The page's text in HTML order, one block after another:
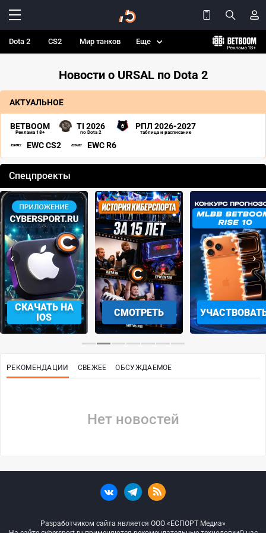
Dota 2 CS2 Мир танков Еще
Новости о URSAL по Dota 2
АКТУАЛЬНОЕ
BETBOOM
Реклама 18+
TI 2026
по Dota 2
РПЛ 2026-2027
таблица и расписание
EWC CS2 EWC R6
Спецпроекты
СКАЧАТЬ НА
IOS
СМОТРЕТЬ
‹ ›
РЕКОМЕНДАЦИИ СВЕЖЕЕ ОБСУЖДАЕМОЕ
Нет новостей
Разработчиком сайта является ООО «ЕСПОРТ Медиа»